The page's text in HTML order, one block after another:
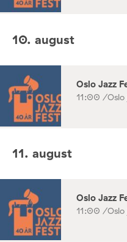
10. august
Oslo Jazz
11:00 /
11. august
Oslo Jazz
11:00 /